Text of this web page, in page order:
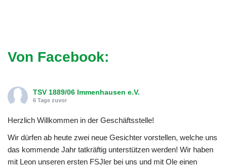
Von Facebook:
TSV 1889/06 Immenhausen e.V.
6 Tage zuvor
Herzlich Willkommen in der Geschäftsstelle!
Wir dürfen ab heute zwei neue Gesichter vorstellen, welche uns
das kommende Jahr tatkräftig unterstützen werden! Wir haben
mit Leon unseren ersten FSJler bei uns und mit Ole einen